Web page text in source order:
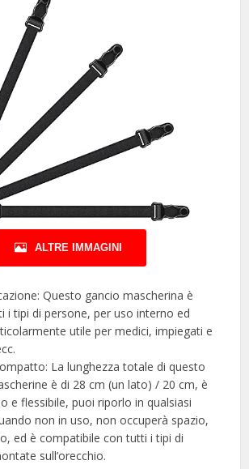
ALTRE IMMAGINI
Questo gancio mascherina è
i tipi di persone, per uso interno ed
utile per medici, impiegati e
La lunghezza totale di questo
è di 28 cm (un lato) / 20 cm, è
e flessibile, puoi riporlo in qualsiasi
non in uso, non occuperà spazio,
ed è compatibile con tutti i tipi di
sull’orecchio.